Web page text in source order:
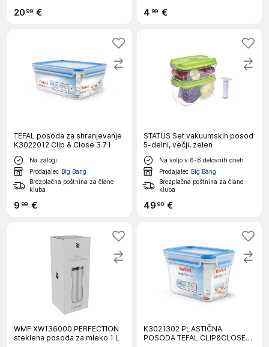
2099 € 4 99 €
TEFAL posoda za shranjevanje
K3022012 Clip & Close 3.7 l
Na zalogi
Prodajalec Big Bang
Brezplačna poštnina za člane
kluba
9 99 €
STATUS Set vakuumskih posod
5-delni, večji, zelen
Na voljo v 6-8 delovnih dneh
Prodajalec Big Bang
Brezplačna poštnina za člane
kluba
4990 €
WMF XW136000 PERFECTION
steklena posoda za mleko 1 L
K3021302 PLASTIČNA
POSODA TEFAL CLIP&CLOSE